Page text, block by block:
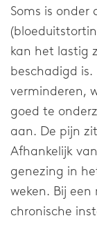
Soms is onder
kan het lastig
beschadigd is.
verminderen,
goed te
aan. De pijn
Afhankelijk
genezing in
weken. Bij
chronische